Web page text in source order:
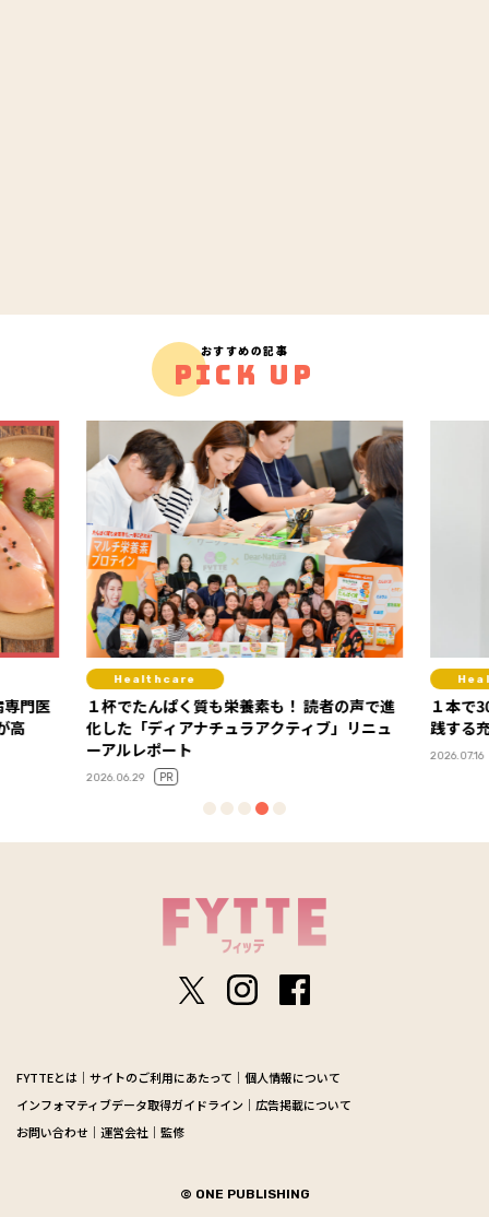
おすすめの記事
PICK UP
専門医
高
Healthcare
１杯でたんぱく質も栄養素も！ 読者の声で進
化した「ディアナチュラアクティブ」リニュ
ーアルレポート
2026.06.29 PR
１本で
践する
2026.07.16
FYTTEとは サイトのご利用にあたって
個人情報について
インフォマティブデータ取得ガイドライン
広告掲載について
お問い合わせ
運営会社 監修
© ONE PUBLISHING